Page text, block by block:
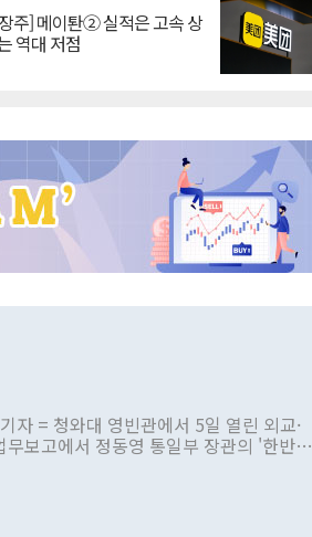
주] 메이퇀② 실적은 고속 상
역대 저점
자 = 청와대 영빈관에서 5일 열린 외교·
보고에서 정동영 통일부 장관의 '한반도
않은 사안을 정책으로 추진하겠다고 공